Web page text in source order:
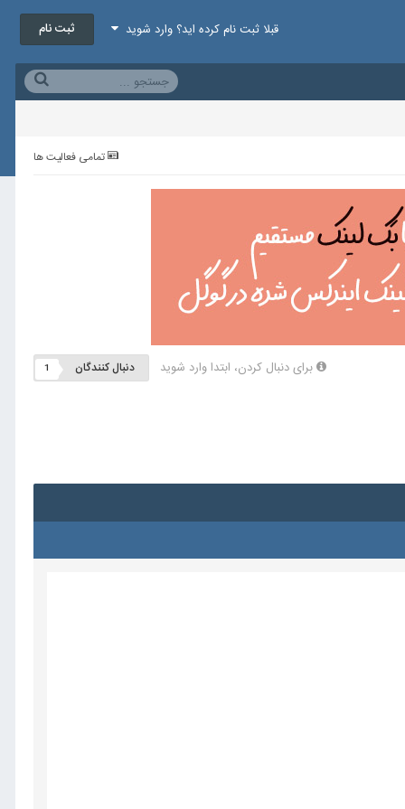
قبلا ثبت نام کرده اید؟ وارد شوید ثبت نام
تمامی فعالیت ها
برای دنبال کردن، ابتدا وارد شوید دنبال کنندگان 1